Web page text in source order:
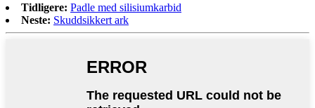
Tidligere: Padle med silisiumkarbid
Neste: Skuddsikkert ark